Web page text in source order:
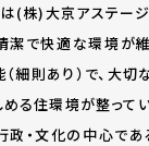
は(株)大京アステー
潔で快適な環境が
（細則あり）で、大
める住環境が整って
政・文化の中心であ